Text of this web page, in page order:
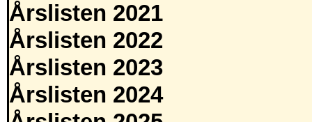
Årslisten 2021
Årslisten 2022
Årslisten 2023
Årslisten 2024